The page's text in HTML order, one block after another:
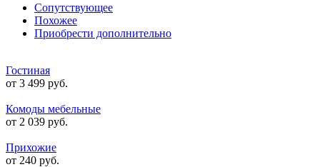
Сопутствующее
Похожее
Приобрести дополнительно
Гостиная
от 3 499 руб.
Комоды мебельные
от 2 039 руб.
Прихожие
от 240 руб.